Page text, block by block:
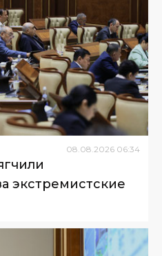
08.08.2026 06:34
экстремистские